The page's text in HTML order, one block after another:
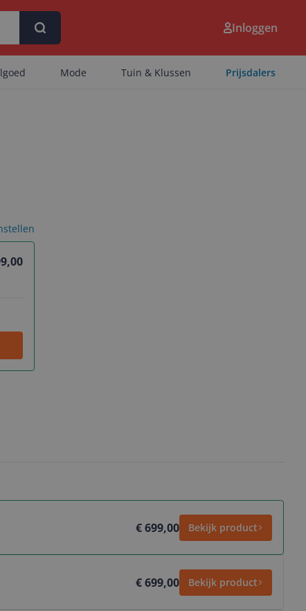
Inloggen
Mode Tuin & Klussen Prijsdalers
€ 699,00 Bekijk product
€ 699,00 Bekijk product